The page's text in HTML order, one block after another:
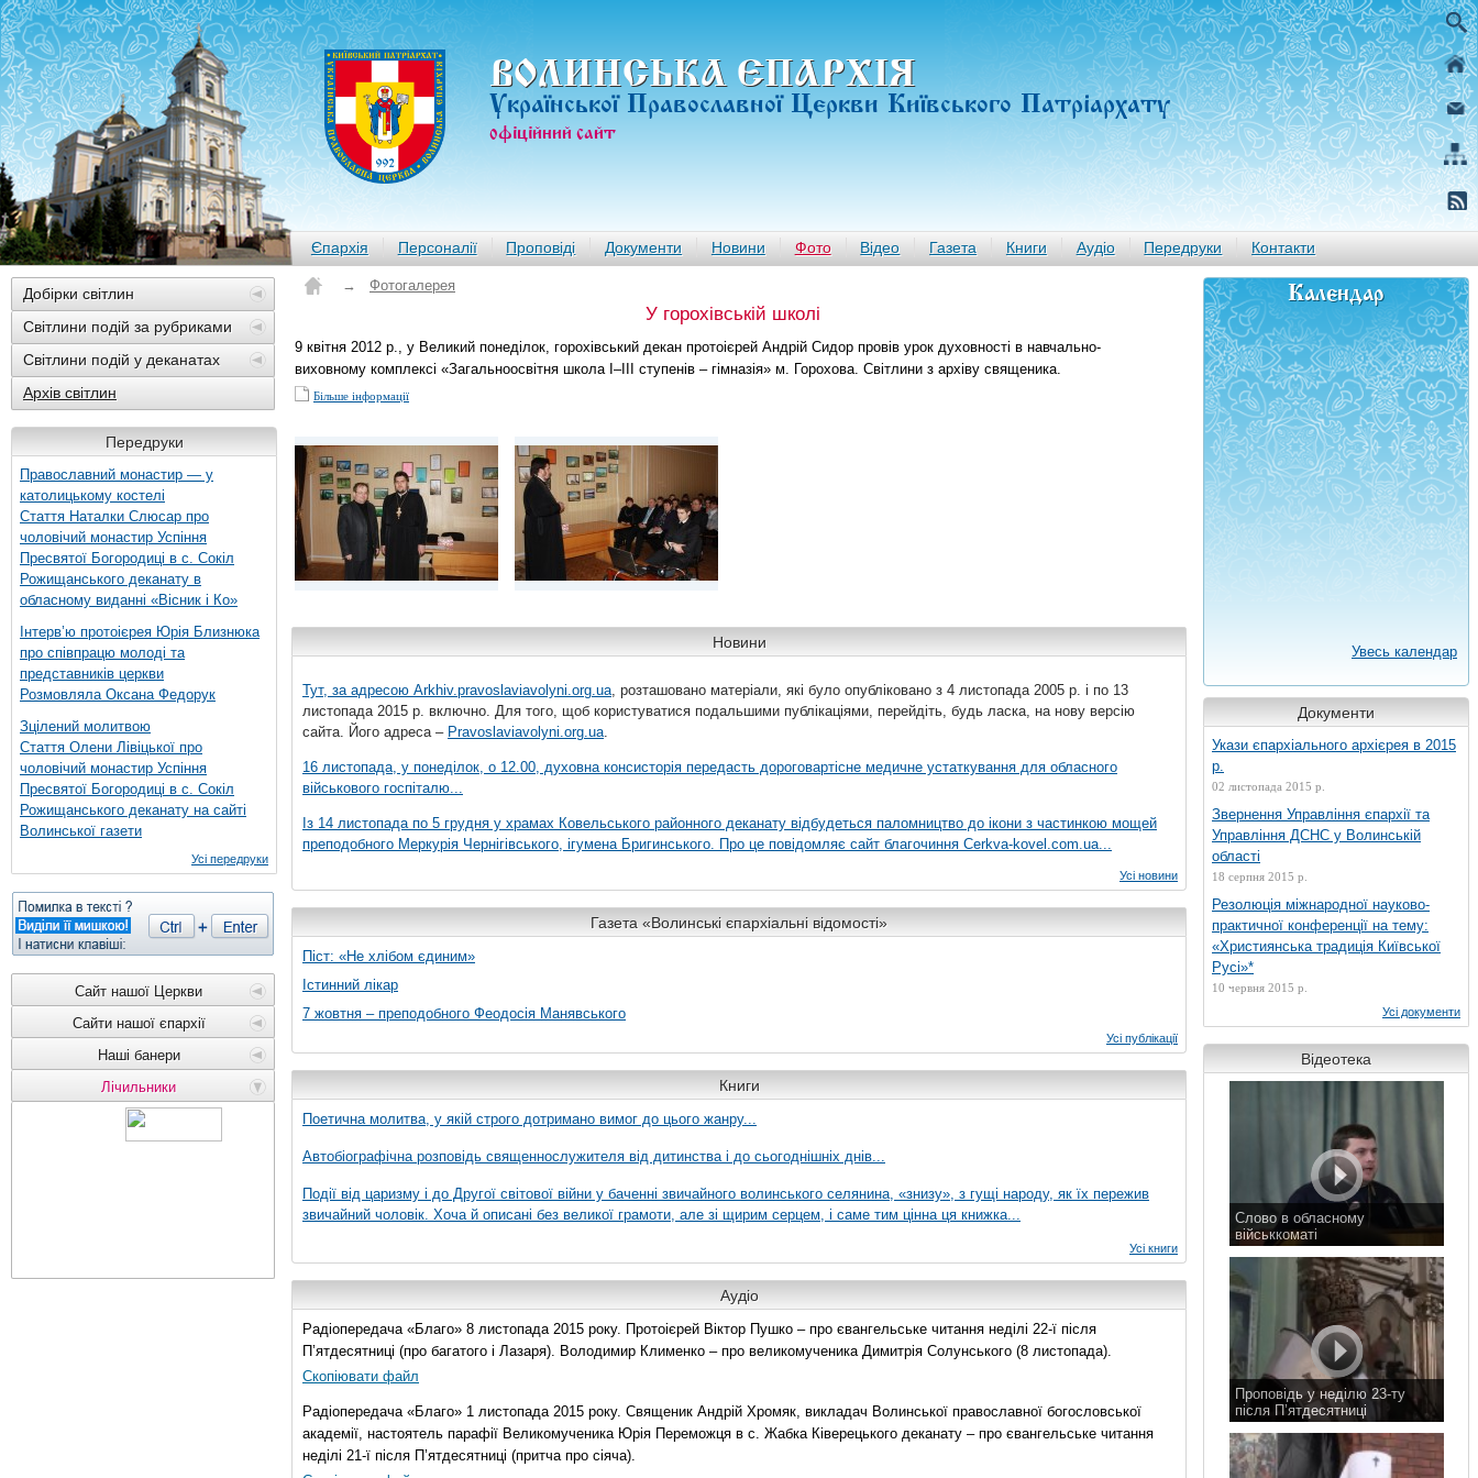
ВОЛИНСЬКА ЄПАРХIЯ
Української Православної Церкви Київського Патріархату
офiцiйний сайт
Єпархія Персоналії Проповіді Документи Новини Фото Відео Газета Книги Аудіо Передруки Контакти
Добірки світлин
Світлини подій за рубриками
Світлини подій у деканатах
Архів світлин
Передруки
Православний монастир — у
католицькому костелі
Стаття Наталки Слюсар про
чоловічий монастир Успіння
Пресвятої Богородиці в с. Сокіл
Рожищанського деканату в
обласному виданні «Вісник і Ко»
Інтерв’ю протоієрея Юрія Близнюка
про співпрацю молоді та
представників церкви
Розмовляла Оксана Федорук
Зцілений молитвою
Стаття Олени Лівіцької про
чоловічий монастир Успіння
Пресвятої Богородиці в с. Сокіл
Рожищанського деканату на сайті
Волинської газети
Усі передруки
Сайт нашої Церкви
Сайти нашої єпархії
Наші банери
Лічильники
→ Фотогалерея
У горохівській школі
9 квітня 2012 р., у Великий понеділок, горохівський декан протоієрей Андрій Сидор провів урок духовності в навчально-
виховному комплексі «Загальноосвітня школа І–ІІІ ступенів – гімназія» м. Горохова. Світлини з архіву священика.
Більше інформації
Новини
Тут, за адресою Arkhiv.pravoslaviavolyni.org.ua, розташовано матеріали, які було опубліковано з 4 листопада 2005 р. і по 13
листопада 2015 р. включно. Для того, щоб користуватися подальшими публікаціями, перейдіть, будь ласка, на нову версію
сайта. Його адреса – Pravoslaviavolyni.org.ua.
16 листопада, у понеділок, о 12.00, духовна консисторія передасть дороговартісне медичне устаткування для обласного
військового госпіталю...
Із 14 листопада по 5 грудня у храмах Ковельського районного деканату відбудеться паломництво до ікони з частинкою мощей
преподобного Меркурія Чернігівського, ігумена Бригинського. Про це повідомляє сайт благочиння Сerkva-kovel.com.ua...
Усі новини
Газета «Волинські єпархіальні відомості»
Піст: «Не хлібом єдиним»
Істинний лікар
7 жовтня – преподобного Феодосія Манявського
Усі публікації
Книги
Поетична молитва, у якій строго дотримано вимог до цього жанру...
Автобіографічна розповідь священнослужителя від дитинства і до сьогоднішніх днів...
Події від царизму і до Другої світової війни у баченні звичайного волинського селянина, «знизу», з гущі народу, як їх пережив
звичайний чоловік. Хоча й описані без великої грамоти, але зі щирим серцем, і саме тим цінна ця книжка...
Усі книги
Аудіо
Радіопередача «Благо» 8 листопада 2015 року. Протоієрей Віктор Пушко – про євангельське читання неділі 22-ї після
П’ятдесятниці (про багатого і Лазаря). Володимир Клименко – про великомученика Димитрія Солунського (8 листопада).
Скопіювати файл
Радіопередача «Благо» 1 листопада 2015 року. Священик Андрій Хромяк, викладач Волинської православної богословської
академії, настоятель парафії Великомученика Юрія Переможця в с. Жабка Ківерецького деканату – про євангельське читання
неділі 21-ї після П’ятдесятниці (притча про сіяча).
Календар
Увесь календар
Документи
Укази єпархіального архієрея в 2015
р.
02 листопада 2015 р.
Звернення Управління єпархії та
Управління ДСНС у Волинській
області
18 серпня 2015 р.
Резолюція міжнародної науково-
практичної конференції на тему:
«Християнська традиція Київської
Русі»*
10 червня 2015 р.
Усі документи
Відеотека
Слово в обласному
військкоматі
Проповідь у неділю 23-ту
після П’ятдесятниці